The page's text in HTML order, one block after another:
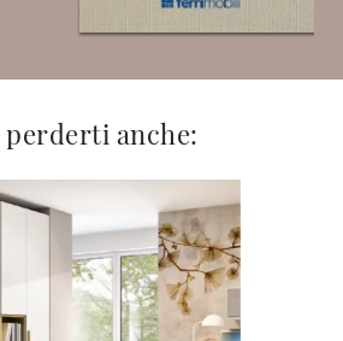
perderti anche: